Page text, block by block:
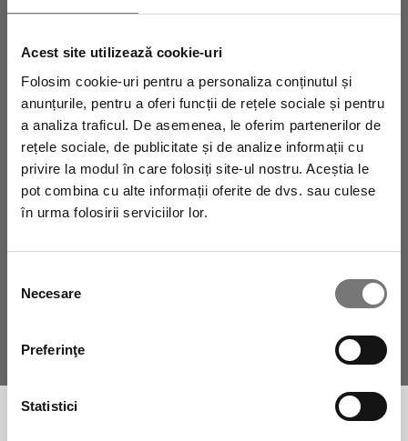
Acest site utilizează cookie-uri
Folosim cookie-uri pentru a personaliza conținutul și
anunțurile, pentru a oferi funcții de rețele sociale și pentru
a analiza traficul. De asemenea, le oferim partenerilor de
rețele sociale, de publicitate și de analize informații cu
privire la modul în care folosiți site-ul nostru. Aceștia le
pot combina cu alte informații oferite de dvs. sau culese
în urma folosirii serviciilor lor.
consimțământului
Necesare
Preferinţe
Statistici
Fitocosmetice Naturale 100% fabricate în